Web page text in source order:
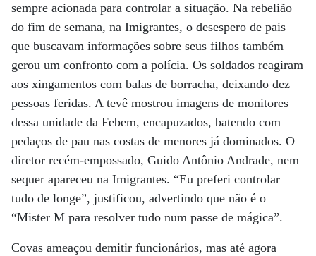
sempre acionada para controlar a situação. Na rebelião
do fim de semana, na Imigrantes, o desespero de pais
que buscavam informações sobre seus filhos também
gerou um confronto com a polícia. Os soldados reagiram
aos xingamentos com balas de borracha, deixando dez
pessoas feridas. A tevê mostrou imagens de monitores
dessa unidade da Febem, encapuzados, batendo com
pedaços de pau nas costas de menores já dominados. O
diretor recém-empossado, Guido Antônio Andrade, nem
sequer apareceu na Imigrantes. “Eu preferi controlar
tudo de longe”, justificou, advertindo que não é o
“Mister M para resolver tudo num passe de mágica”.
Covas ameaçou demitir funcionários, mas até agora